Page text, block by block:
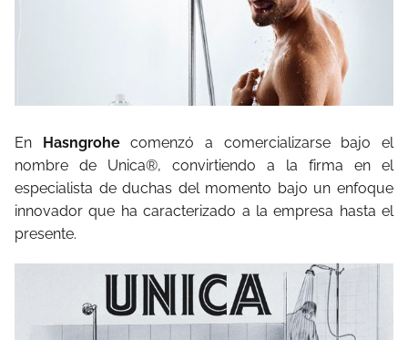
En Hasngrohecomenzó a comercializarse bajo el
nombre de Unica®, convirtiendo a la firma en el
especialista de duchas del momento bajo un enfoque
innovador que ha caracterizado a la empresa hasta el
presente.